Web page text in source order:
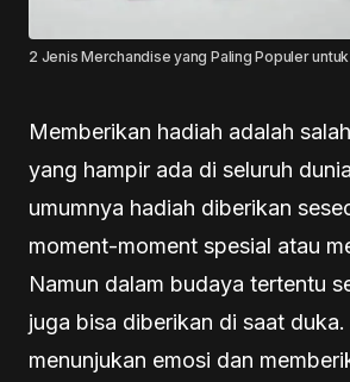
2 Jenis Merchandise yang Paling Populer
Memberikan hadiah adalah
yang hampir ada di seluruh
umumnya hadiah diberikan
moment-moment spesial atau
Namun dalam budaya tertentu
juga bisa diberikan di saat
menunjukan emosi dan